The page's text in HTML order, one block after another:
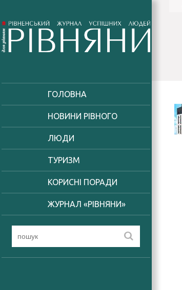
ГОЛОВНА
НОВИНИ РІВНОГО
ЛЮДИ
ТУРИЗМ
КОРИСНІ ПОРАДИ
ЖУРНАЛ «РІВНЯНИ»